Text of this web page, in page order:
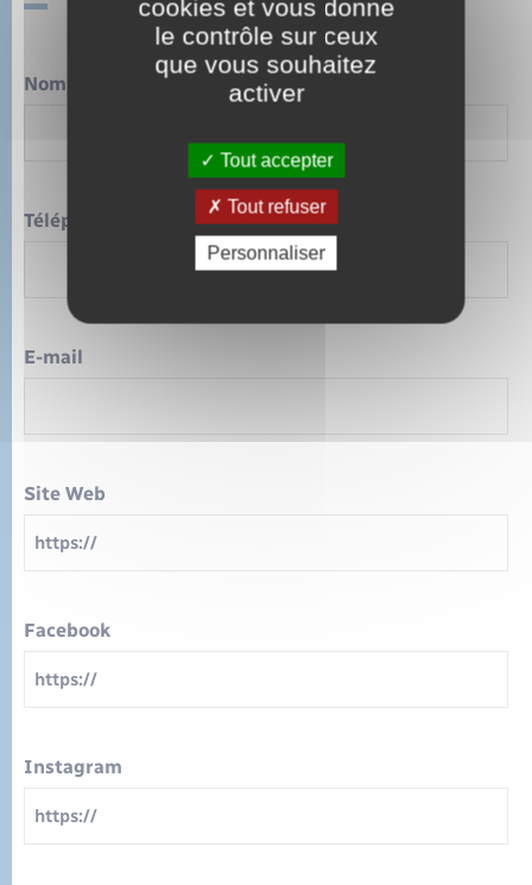
Nom
Téléphone
E-mail
Site Web
Facebook
Instagram
cookies et vous donne
le contrôle sur ceux
que vous souhaitez
activer
Tout accepter
Tout refuser
Personnaliser